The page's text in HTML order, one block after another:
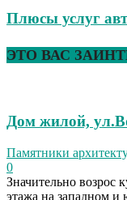
Плюсы услуг
ЭТО ВАС
Дом жилой,
Памятники
0
Значительно возрос
этажа на западном и